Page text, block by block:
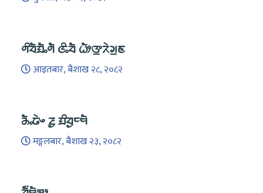
ᤛᤡᤔᤠᤀᤠᤱᤛᤠ ᤜᤡᤱᤔᤠ ᤐᤥᤅ᤻ᤖᤧᤆ᤻ᤇ
आइतबार, बैशाख २८, २०८२
ᤌᤠᤱᤒᤧᤴ ᤏᤢ ᤀᤡᤔᤢᤰᤗᤠ
मङ्गलबार, बैशाख २३, २०८२